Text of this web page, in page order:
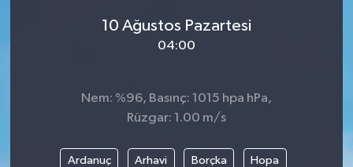
10 Ağustos Pazartesi
04:00
Nem: %96, Basınç: 1015 hpa hPa,
Rüzgar: 1.00 m/s
Ardanuç Arhavi Borçka Hopa